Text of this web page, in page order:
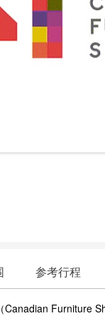
参考行程
Canadian Furniture